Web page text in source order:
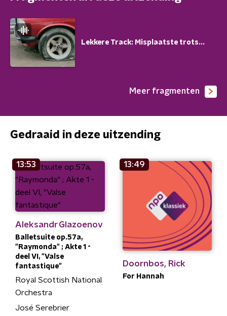
Lekkere Track: Misplaatste trots...
Meer fragmenten
Gedraaid in deze uitzending
13:53
Aleksandr Glazoenov
Balletsuite op.57a,
"Raymonda" ; Akte 1 -
deel VI, "Valse
fantastique"
Royal Scottish National
Orchestra
José Serebrier
13:49
Doornbos, Rick
For Hannah